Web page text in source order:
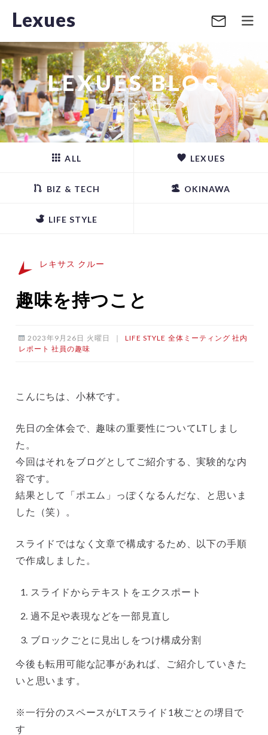
Lexues
LEXUES BLOG
レキサスブログ
ALL LEXUES
BIZ & TECH OKINAWA
LIFE STYLE
レキサス クルー
趣味を持つこと
2023年9月26日 火曜日 ｜ LIFE STYLE 全体ミーティング 社内
レポート 社員の趣味
こんにちは、小林です。
先日の全体会で、趣味の重要性についてLTしまし
た。
今回はそれをブログとしてご紹介する、実験的な内
容です。
結果として「ポエム」っぽくなるんだな、と思いま
した（笑）。
スライドではなく文章で構成するため、以下の手順
で作成しました。
スライドからテキストをエクスポート
過不足や表現などを一部見直し
ブロックごとに見出しをつけ構成分割
今後も転用可能な記事があれば、ご紹介していきた
いと思います。
※一行分のスペースがLTスライド1枚ごとの堺目で
す